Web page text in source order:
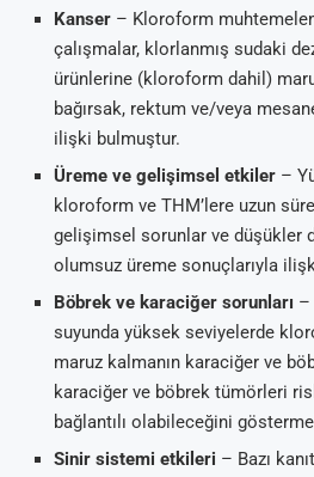
Kanser – Kloroform
çalışmalar, klorlanmış sudaki
ürünlerine (kloroform dahil)
bağırsak, rektum ve/veya
ilişki bulmuştur.
Üreme ve gelişimsel etkiler –
kloroform ve THM’lere uzun
gelişimsel sorunlar ve düşükler
olumsuz üreme sonuçlarıyla
Böbrek ve karaciğer sorunları –
suyunda yüksek seviyelerde
maruz kalmanın karaciğer ve
karaciğer ve böbrek tümörleri
bağlantılı olabileceğini
Sinir sistemi etkileri – Bazı